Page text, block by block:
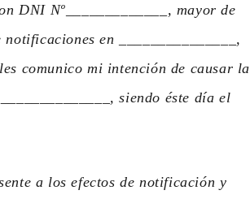
DNI Nº_____________, mayor de
en _______________,
comunico mi intención de causar la
siendo éste día el
a los efectos de notificación y